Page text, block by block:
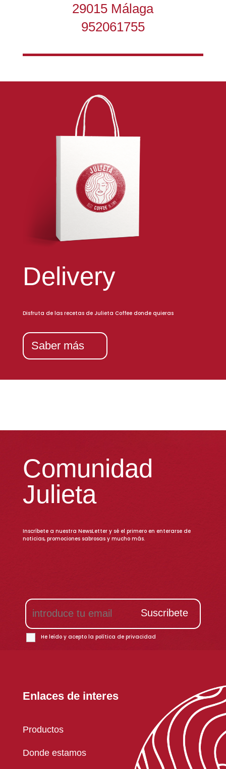
29015 Málaga
952061755
Delivery
Disfruta de las recetas de Julieta Coffee donde quieras
Saber más
Comunidad
Julieta
Inscríbete a nuestra NewsLetter y sé el primero en enterarse de
noticias, promociones sabrosas y mucho más.
He leído y acepto lapolítica de privacidad
Enlaces de interes
Productos
Donde estamos